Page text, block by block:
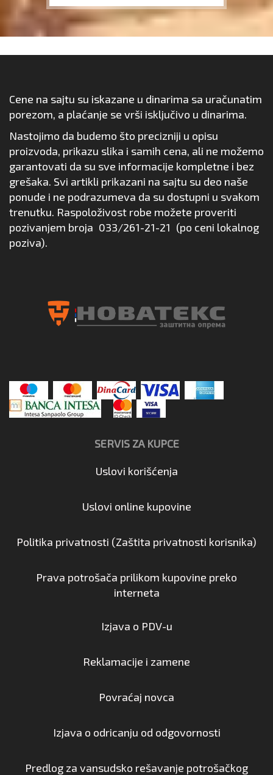
Cene na sajtu su iskazane u dinarima sa uračunatim
porezom, a plaćanje se vrši isključivo u dinarima.
Nastojimo da budemo što precizniji u opisu
proizvoda, prikazu slika i samih cena, ali ne možemo
garantovati da su sve informacije kompletne i bez
grešaka. Svi artikli prikazani na sajtu su deo naše
ponude i ne podrazumeva da su dostupni u svakom
trenutku. Raspoloživost robe možete proveriti
pozivanjem broja 033/261-21-21 (po ceni lokalnog
poziva).
SERVIS ZA KUPCE
Uslovi korišćenja
Uslovi online kupovine
Politika privatnosti (Zaštita privatnosti korisnika)
Prava potrošača prilikom kupovine preko
interneta
Izjava o PDV-u
Reklamacije i zamene
Povraćaj novca
Izjava o odricanju od odgovornosti
Predlog za vansudsko rešavanje potrošačkog